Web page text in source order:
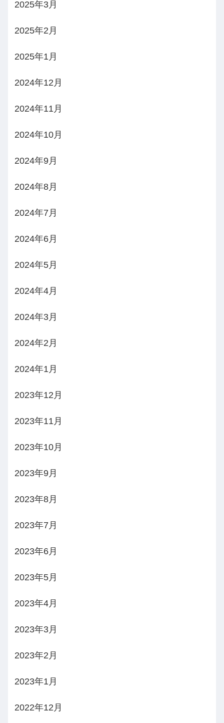
2025年3月
2025年2月
2025年1月
2024年12月
2024年11月
2024年10月
2024年9月
2024年8月
2024年7月
2024年6月
2024年5月
2024年4月
2024年3月
2024年2月
2024年1月
2023年12月
2023年11月
2023年10月
2023年9月
2023年8月
2023年7月
2023年6月
2023年5月
2023年4月
2023年3月
2023年2月
2023年1月
2022年12月